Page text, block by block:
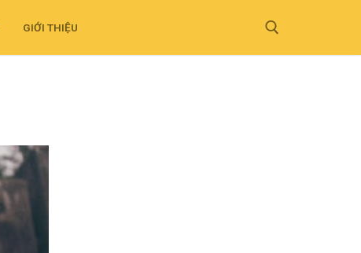
GIỚI THIỆU